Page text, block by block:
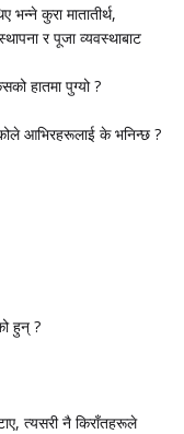
भन्ने कुरा मातातीर्थ,
रपूजा व्यवस्थाबाट
हातमा पुग्यो ?
आभिरहरूलाई के भनिन्छ ?
हुन् ?
, त्यसरी नै किराँतहरूले